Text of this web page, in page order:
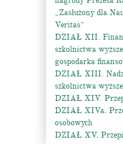
„Zasłużony dla
Veritas”
DZIAŁ XII.
szkolnictwa
gospodarka
DZIAŁ XIII.
szkolnictwa
DZIAŁ XIV.
DZIAŁ XIVa.
osobowych
DZIAŁ XV.